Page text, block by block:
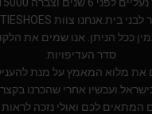
ככל הניתן. אנו שמים את
סדר העדיפויות.
את מלוא המאמץ על מנת
אחרי שהכרנו
המתאים לכם ואולי נזכה